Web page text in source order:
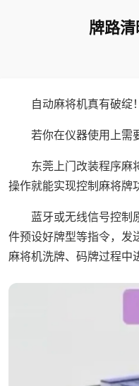
牌路
自动麻将机真有破绽
若你在仪器使用上需
东莞上门改装程序麻
操作就能实现控制麻将牌
蓝牙或无线信号控制
件预设好牌型等指令，发
麻将机洗牌、码牌过程中